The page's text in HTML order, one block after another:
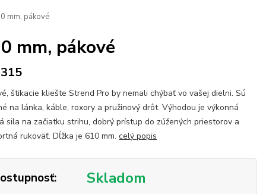
mm, pákové
mm, pákové
štikacie kliešte Strend Pro by nemali chýbať vo vašej dielni. Sú
na lánka, káble, roxory a pružinový drôt. Výhodou je výkonná
sila na začiatku strihu, dobrý prístup do zúžených priestorov a
rukoväť. Dĺžka je 610 mm.celý popis
Skladom